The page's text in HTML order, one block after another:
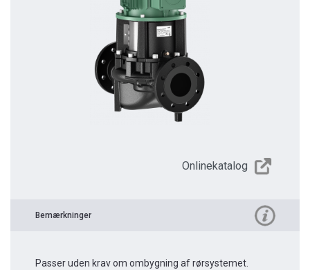
Onlinekatalog
Bemærkninger
Passer uden krav om ombygning af rørsystemet.